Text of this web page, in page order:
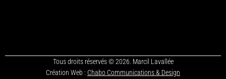
Tous droits réservés © 2026. Marcil Lavallée
Création Web : Chabo Communications & Design